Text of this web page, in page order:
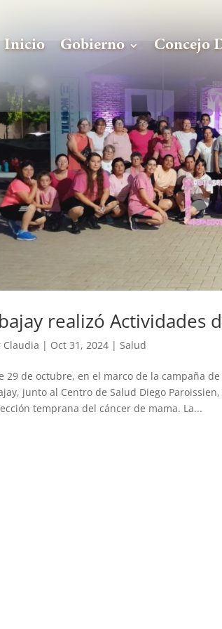
Inicio Gobierno Concejo
realizó Actividades
Claudia | Oct 31, 2024 |Salud
29 de octubre, en el marco de la campaña
junto al Centro de Salud Diego
temprana del cáncer de mama. La...